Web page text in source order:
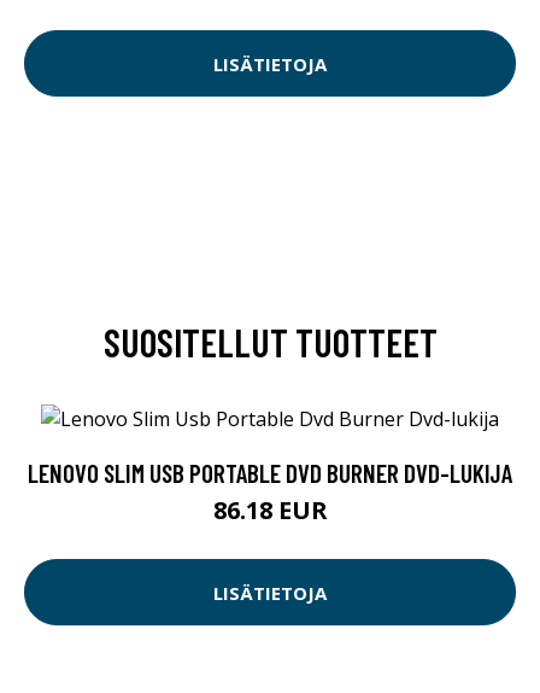
LISÄTIETOJA
SUOSITELLUT TUOTTEET
LENOVO SLIM USB PORTABLE DVD BURNER DVD-LUKIJA
86.18 EUR
LISÄTIETOJA